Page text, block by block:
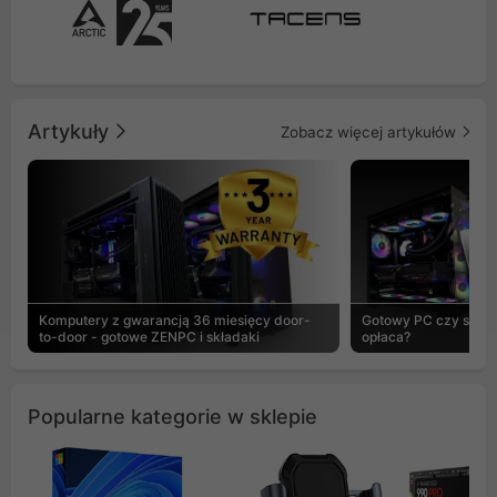
Artykuły Zobacz więcej artykułów
Komputery z gwarancją 36 miesięcy door-
to-door - gotowe ZENPC i składaki
Gotowy PC czy
opłaca?
Popularne kategorie w sklepie